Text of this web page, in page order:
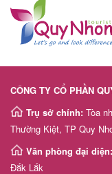
CÔNG TY CỔ PHẦN
Trụ sở chính: Tòa
Thường Kiệt, TP Quy
Văn phòng đại diện:
Đắk Lắk